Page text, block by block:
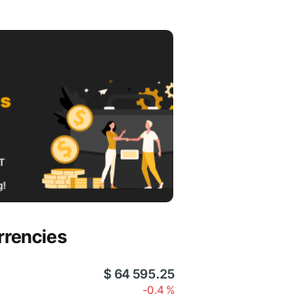
$ 64 595.25
-0.4 %